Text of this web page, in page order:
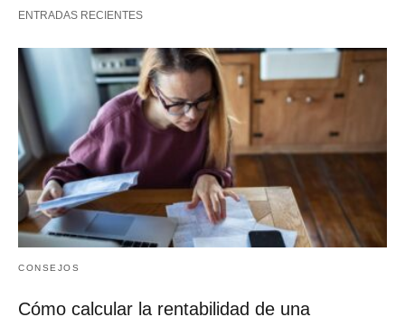
ENTRADAS RECIENTES
CONSEJOS
Cómo calcular la rentabilidad de una